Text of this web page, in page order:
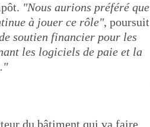
"Nous aurions préféré que
à jouer ce rôle", poursuit
soutien financier pour les
les logiciels de paie et la
du bâtiment qui va faire